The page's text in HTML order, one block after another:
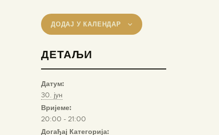
ДОДАЈ У КАЛЕНДАР
ДЕТАЉИ
Датум:
30. јун
Вријеме:
20:00 - 21:00
Догађај Категорија: